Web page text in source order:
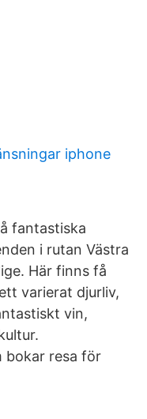
iphone
fantastiska
i rutan Västra
Här finns få
varierat djurliv,
vin,
bokar resa för